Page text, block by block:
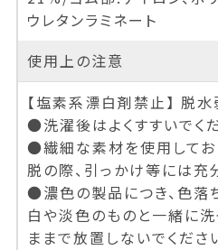
ウレタンラミネート
使用上の注意
【塩素系漂白剤禁止】 脱水
●洗濯後はよくすすいでくだ
●繊細な素材を使用してお
脱の際、引っかけ等には充
●濃色の製品につき、色落
白や淡色のものと一緒に
ままで放置しないでくださ